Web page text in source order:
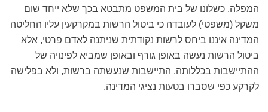
המפלה. כשלונו של בית המשפט מתבטא בכך שלא ייחד שום
משקל (משפטי) לעובדה כי ביטול הרשות במקרקעין עליו החליטה
המדינה איננו ביחס לרשות נקודתית שניתנה לאדם פרטי, אלא
ביטול הרשות נעשה באופן גורף ובאופן שמביא לפינויה של
ההתיישבות בכללותה. התיישבות שנעשתה ברשות, ולא בפלישה
לקרקע כפי שסברו בטעות נציגי המדינה.